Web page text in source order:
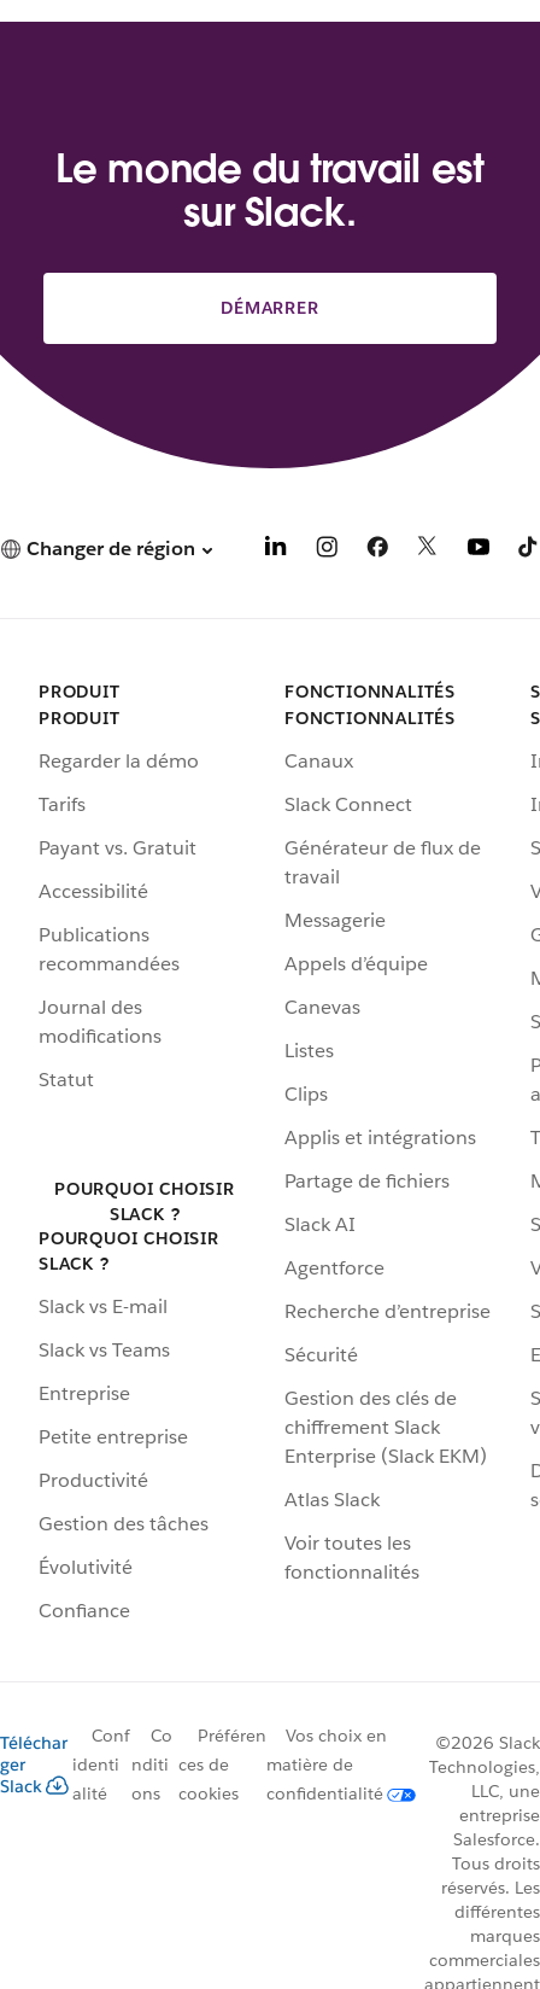
Le monde du travail est
sur Slack.
DÉMARRER
Changer de région
PRODUIT
PRODUIT
Regarder la démo
Tarifs
Payant vs. Gratuit
Accessibilité
Publications
recommandées
Journal des
modifications
Statut
POURQUOI CHOISIR
SLACK ?
POURQUOI CHOISIR
SLACK ?
Slack vs E-mail
Slack vs Teams
Entreprise
Petite entreprise
Productivité
Gestion des tâches
Évolutivité
Confiance
FONCTIONNALITÉS
FONCTIONNALITÉS
Canaux
Slack Connect
Générateur de flux de
travail
Messagerie
Appels d’équipe
Canevas
Listes
Clips
Applis et intégrations
Partage de fichiers
Slack AI
Agentforce
Recherche d’entreprise
Sécurité
Gestion des clés de
chiffrement Slack
Enterprise (Slack EKM)
Atlas Slack
Voir toutes les
fonctionnalités
Téléchar
ger
Slack
Conf
identi
alité
Co
nditi
ons
Préféren
ces de
cookies
Vos choix en
matière de
confidentialité
©2026 Slack
Technologies,
LLC, une
entreprise
Salesforce.
Tous droits
réservés. Les
différentes
marques
commerciales